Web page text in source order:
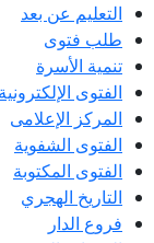
التعليم عن بعد
طلب فتوى
تنمية الأسرة
الفتوى الإلكترونية
المركز الإعلامى
الفتوى الشفوية
الفتوى المكتوبة
التاريخ الهجري
فروع الدار